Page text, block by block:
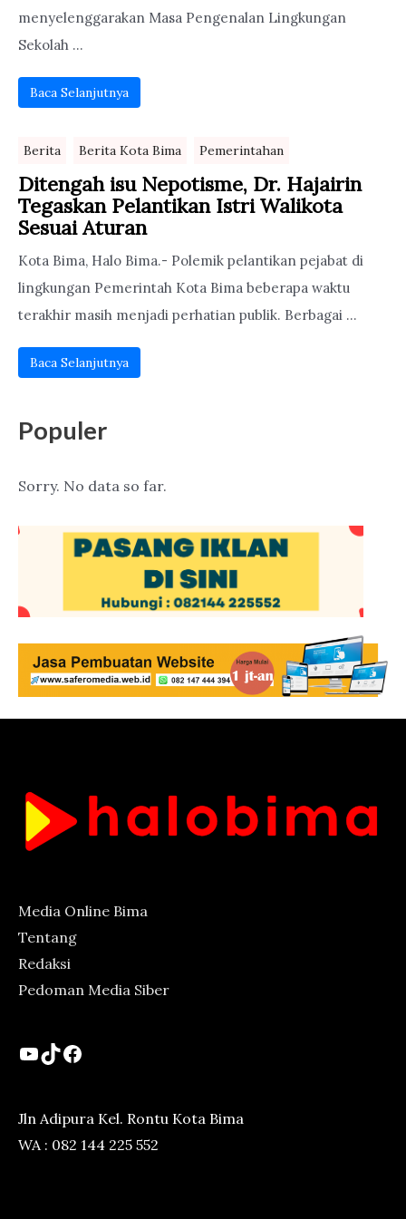
menyelenggarakan Masa Pengenalan Lingkungan
Sekolah ...
Baca Selanjutnya
Berita Berita Kota Bima Pemerintahan
Ditengah isu Nepotisme, Dr. Hajairin
Tegaskan Pelantikan Istri Walikota
Sesuai Aturan
Kota Bima, Halo Bima.- Polemik pelantikan pejabat di
lingkungan Pemerintah Kota Bima beberapa waktu
terakhir masih menjadi perhatian publik. Berbagai ...
Baca Selanjutnya
Populer
Sorry. No data so far.
Media Online Bima
Tentang
Redaksi
Pedoman Media Siber
YouTube
TikTok
Facebook
Jln Adipura Kel. Rontu Kota Bima
WA : 082 144 225 552